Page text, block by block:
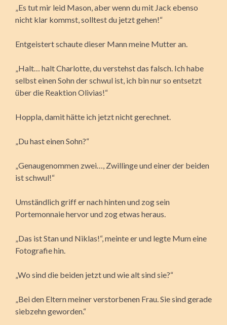
„Es tut mir leid Mason, aber wenn du mit Jack ebenso
nicht klar kommst, solltest du jetzt gehen!“
Entgeistert schaute dieser Mann meine Mutter an.
„Halt… halt Charlotte, du verstehst das falsch. Ich habe
selbst einen Sohn der schwul ist, ich bin nur so entsetzt
über die Reaktion Olivias!“
Hoppla, damit hätte ich jetzt nicht gerechnet.
„Du hast einen Sohn?“
„Genaugenommen zwei…, Zwillinge und einer der beiden
ist schwul!“
Umständlich griff er nach hinten und zog sein
Portemonnaie hervor und zog etwas heraus.
„Das ist Stan und Niklas!“, meinte er und legte Mum eine
Fotografie hin.
„Wo sind die beiden jetzt und wie alt sind sie?“
„Bei den Eltern meiner verstorbenen Frau. Sie sind gerade
siebzehn geworden.“